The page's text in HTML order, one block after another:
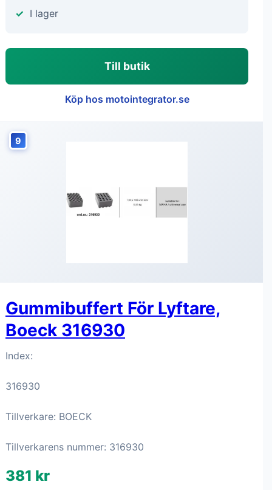
I lager
Till butik
Köp hos motointegrator.se
9
Gummibuffert För Lyftare,
Boeck 316930
Index:
316930
Tillverkare: BOECK
Tillverkarens nummer: 316930
381 kr